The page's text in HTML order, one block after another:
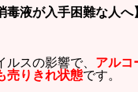
毒液が入手困難な人へ
ルスの影響で、 アルコ
売りきれ状態です。